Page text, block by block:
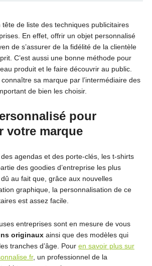
de liste des techniques publicitaires
En effet, offrir un objet personnalisé
de s’assurer de la fidélité de la clientèle
C’est aussi une bonne méthode pour
produit et le faire découvrir au public.
sa marque par l’intermédiaire des
de bien les choisir.
pour
votre marque
des agendas et des porte-clés, les t-shirts
des goodies d’entreprise les plus
au fait que, grâce aux nouvelles
graphique, la personnalisation de ce
est assez facile.
entreprises sont en mesure de vous
originauxainsi que des modèles qui
tranches d’âge. Pour en savoir plus sur
, un professionnel de la